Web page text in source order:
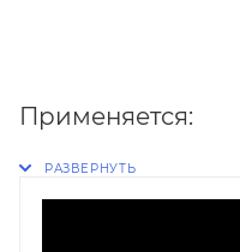
Применяется: